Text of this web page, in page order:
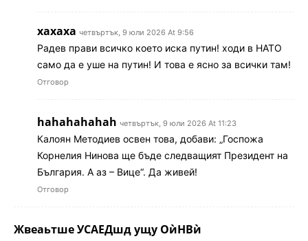
хахаха четвъртък, 9 юли 2026 At 9:56
Радев прави всичко което иска путин! ходи в НАТО
само да е уше на путин! И това е ясно за всички там!
Отговор
hahahahahah четвъртък, 9 юли 2026 At 11:23
Калоян Методиев освен това, добави: „Госпожа
Корнелия Нинова ще бъде следващият Президент на
България. А аз – Вице“. Да живей!
Отговор
Жвеаьтше УСАЕДшд ущу ОѝНВѝ